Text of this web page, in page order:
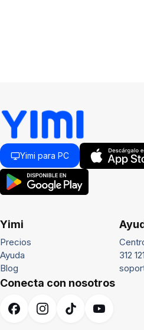
Yimi para PC
Yimi
Precios
Ayuda
Blog
312
Conecta con nosotros